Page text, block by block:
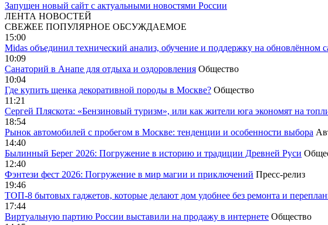
Запущен новый сайт с актуальными новостями России
ЛЕНТА НОВОСТЕЙ
СВЕЖЕЕ ПОПУЛЯРНОЕ ОБСУЖДАЕМОЕ
15:00
Midas объединил технический анализ, обучение и поддержку на обновлённом
10:09
Санаторий в Анапе для отдыха и оздоровления Общество
10:04
Где купить щенка декоративной породы в Москве? Общество
11:21
Сергей Пляскота: «Бензиновый туризм», или как жители юга экономят на
18:54
Рынок автомобилей с пробегом в Москве: тенденции и особенности выбора
14:40
Былинный Берег 2026: Погружение в историю и традиции Древней Руси
12:40
Фэнтези фест 2026: Погружение в мир магии и приключений Пресс-релиз
19:46
ТОП-8 бытовых гаджетов, которые делают дом удобнее без ремонта и
17:44
Виртуальную партию России выставили на продажу в интернете Общество